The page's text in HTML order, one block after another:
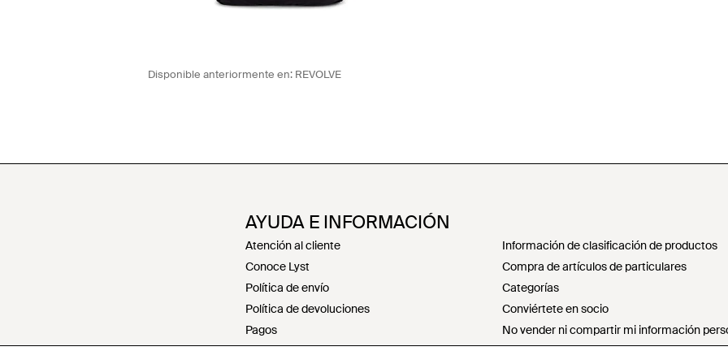
Disponible anteriormente en: REVOLVE
AYUDA E INFORMACIÓN
Atención al cliente
Conoce Lyst
Política de envío
Política de devoluciones
Pagos
Política de reembolsos
Información de clasificación de productos
Compra de artículos de particulares
Categorías
Conviértete en socio
No vender ni compartir mi información
Declaración sobre la esclavitud moderna